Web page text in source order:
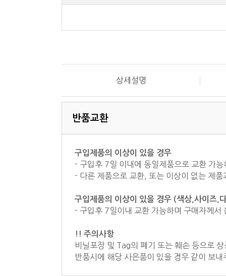
상세설명
반품교환
구입제품의 이상이 있을 경우
- 구입후 7일 이내에 동일제품으로 교환 가
- 다른 제품으로 교환, 또는 이상이 없는 제
구입제품의 이상이 있을 경우 (색상,사이즈,
- 구입후 7일이내 교환 가능하며 구매자께서
!! 주의사항
비닐포장 및 Tag의 폐기 또는 훼손 등으로
반품시에 해당 사은품이 있을 경우 같이 보내